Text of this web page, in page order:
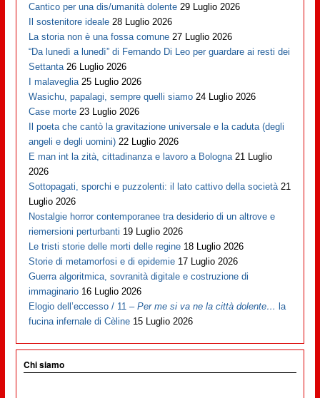
Cantico per una dis/umanità dolente 29 Luglio 2026
Il sostenitore ideale 28 Luglio 2026
La storia non è una fossa comune 27 Luglio 2026
“Da lunedì a lunedì” di Fernando Di Leo per guardare ai resti dei
Settanta 26 Luglio 2026
I malaveglia 25 Luglio 2026
Wasichu, papalagi, sempre quelli siamo 24 Luglio 2026
Case morte 23 Luglio 2026
Il poeta che cantò la gravitazione universale e la caduta (degli
angeli e degli uomini) 22 Luglio 2026
E man int la zità, cittadinanza e lavoro a Bologna 21 Luglio
2026
Sottopagati, sporchi e puzzolenti: il lato cattivo della società 21
Luglio 2026
Nostalgie horror contemporanee tra desiderio di un altrove e
riemersioni perturbanti 19 Luglio 2026
Le tristi storie delle morti delle regine 18 Luglio 2026
Storie di metamorfosi e di epidemie 17 Luglio 2026
Guerra algoritmica, sovranità digitale e costruzione di
immaginario 16 Luglio 2026
Elogio dell’eccesso / 11 –Per me si va ne la città dolente… la
fucina infernale di Cèline 15 Luglio 2026
Chi siamo